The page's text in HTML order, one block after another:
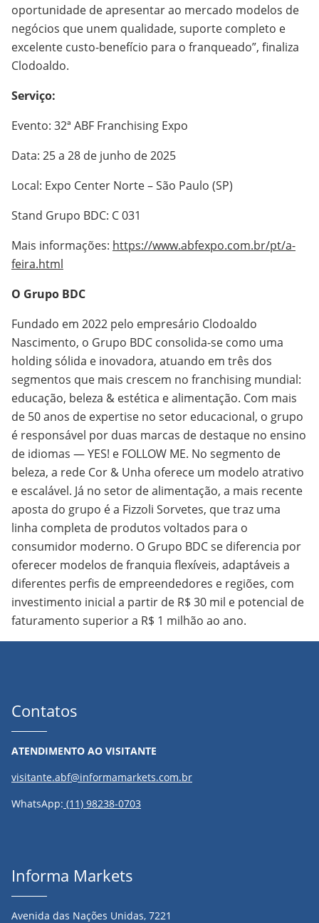
oportunidade de apresentar ao mercado modelos de
negócios que unem qualidade, suporte completo e
excelente custo-benefício para o franqueado”, finaliza
Clodoaldo.
Serviço:
Evento: 32ª ABF Franchising Expo
Data: 25 a 28 de junho de 2025
Local: Expo Center Norte – São Paulo (SP)
Stand Grupo BDC: C 031
Mais informações: https://www.abfexpo.com.br/pt/a-
feira.html
O Grupo BDC
Fundado em 2022 pelo empresário Clodoaldo
Nascimento, o Grupo BDC consolida-se como uma
holding sólida e inovadora, atuando em três dos
segmentos que mais crescem no franchising mundial:
educação, beleza & estética e alimentação. Com mais
de 50 anos de expertise no setor educacional, o grupo
é responsável por duas marcas de destaque no ensino
de idiomas — YES! e FOLLOW ME. No segmento de
beleza, a rede Cor & Unha oferece um modelo atrativo
e escalável. Já no setor de alimentação, a mais recente
aposta do grupo é a Fizzoli Sorvetes, que traz uma
linha completa de produtos voltados para o
consumidor moderno. O Grupo BDC se diferencia por
oferecer modelos de franquia flexíveis, adaptáveis a
diferentes perfis de empreendedores e regiões, com
investimento inicial a partir de R$ 30 mil e potencial de
faturamento superior a R$ 1 milhão ao ano.
Contatos
ATENDIMENTO AO VISITANTE
visitante.abf@informamarkets.com.br
WhatsApp: (11) 98238-0703
Informa Markets
Avenida das Nações Unidas, 7221